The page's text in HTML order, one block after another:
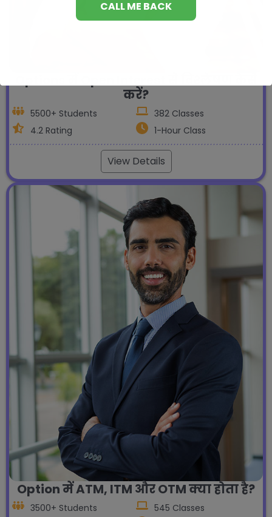
करें?
5500+ Students
382 Classes
4.2 Rating
1-Hour Class
View Details
Option में ATM, ITM और OTM क्या होता है?
3500+ Students
545 Classes